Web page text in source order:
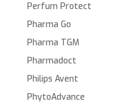
Perfum Protect
Pharma Go
Pharma TGM
Pharmadoct
Philips Avent
PhytoAdvance